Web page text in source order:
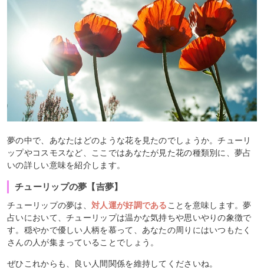
夢の中で、あなたはどのような花を見たのでしょうか。チューリ
ップやコスモスなど、ここではあなたが見た花の種類別に、夢占
いの詳しい意味を紹介します。
チューリップの夢【吉夢】
チューリップの夢は、 対人運が好調である ことを意味します。夢
占いにおいて、チューリップは温かな気持ちや思いやりの象徴で
す。穏やかで優しい人柄を慕って、あなたの周りにはいつもたく
さんの人が集まっていることでしょう。
ぜひこれからも、良い人間関係を維持してくださいね。